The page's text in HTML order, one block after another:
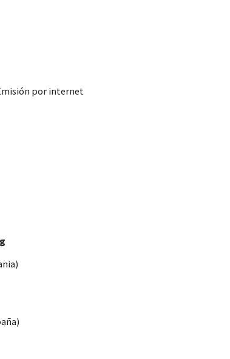
por internet